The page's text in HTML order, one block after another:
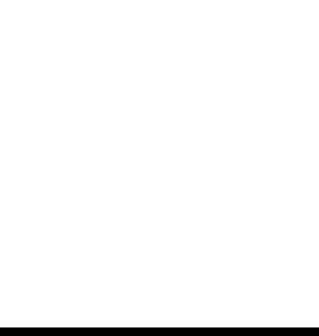
place pour un attachement standard sur le côté